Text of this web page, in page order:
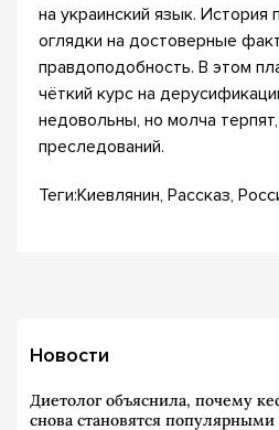
на украинский язык. История
оглядки на достоверные
правдоподобность. В этом
чёткий курс на
недовольны, но молча
преследований.
Теги:Киевлянин, Рассказ,
Новости
Диетолог объяснила, почему
снова становятся популярными